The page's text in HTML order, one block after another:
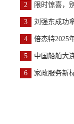
2 限时惊喜，
3 刘强东成功
4 倍杰特2025
5 中国船舶大
6 家政服务新